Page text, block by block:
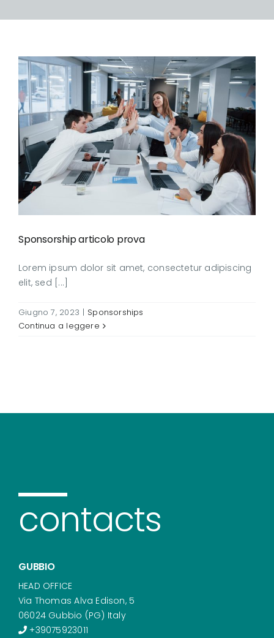
Sponsorship articolo prova
Sponsorship articolo prova
Lorem ipsum dolor sit amet, consectetur adipiscing
elit, sed [...]
Giugno 7, 2023 | Sponsorships
Continua a leggere
contacts
GUBBIO
HEAD OFFICE
Via Thomas Alva Edison, 5
06024 Gubbio (PG) Italy
+39075923011